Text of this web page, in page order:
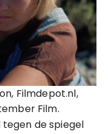
Filmdepot.nl,
Film.
de spiegel